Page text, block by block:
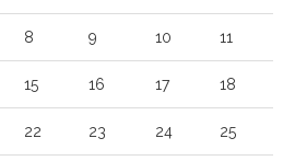
8 9 10 11
15 16 17 18
22 23 24 25